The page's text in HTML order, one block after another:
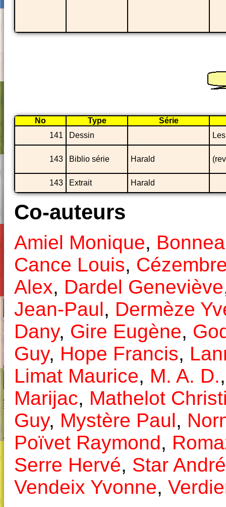
No Type
Série
141
Dessin
143 Biblio série Harald
143 Extrait Harald
Co-auteurs
Amiel Monique,
Cance Louis,
Alex, Dardel Geneviève
Jean-Paul, Dermèze
Dany, Gire Eugène,
Guy, Hope Francis,
Limat Maurice, M. A. D.
Marijac, Mathelot
Guy, Mystère Paul,
Poïvet Raymond,
Serre Hervé, Star André
Vendeix Yvonne,